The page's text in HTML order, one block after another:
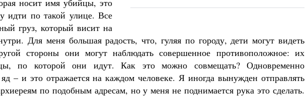
носит имя убийцы, это
идти по такой улице. Все
груз, который висит на
Для меня большая радость, что, гуляя по городу, дети могут видеть
стороны они могут наблюдать совершенное противоположное: их
по которой они идут. Как это можно совмещать? Одновременно
яд – и это отражается на каждом человеке. Я иногда вынужден отправлять
по подобным адресам, но у меня не поднимается рука это сделать.